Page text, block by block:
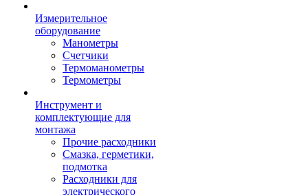
Измерительное
оборудование
Манометры
Счетчики
Термоманометры
Термометры
Инструмент и
комплектующие для
монтажа
Прочие расходники
Смазка, герметики,
подмотка
Расходники для
электрического